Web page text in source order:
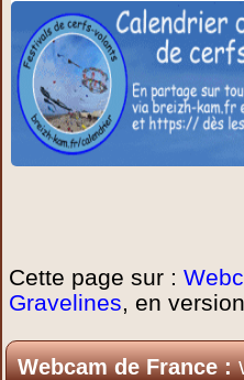
Cette page sur :
Gravelines, en
Webcam de France :